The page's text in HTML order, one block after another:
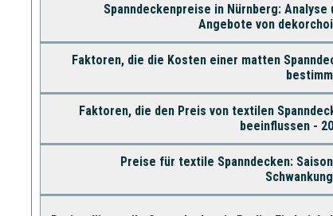
Spanndeckenpreise in Nürnberg: Analyse
Angebote von
Faktoren, die die Kosten einer matten
Faktoren, die den Preis von textilen
beeinflussen -
Preise für textile Spanndecken: